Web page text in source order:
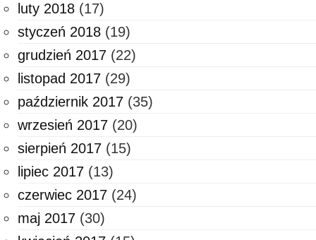
luty 2018 (17)
styczeń 2018 (19)
grudzień 2017 (22)
listopad 2017 (29)
październik 2017 (35)
wrzesień 2017 (20)
sierpień 2017 (15)
lipiec 2017 (13)
czerwiec 2017 (24)
maj 2017 (30)